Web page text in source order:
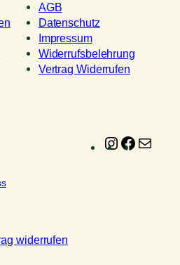
AGB
Datenschutz
Impressum
Widerrufsbelehrung
Vertrag Widerrufen
Instagram
widerrufen